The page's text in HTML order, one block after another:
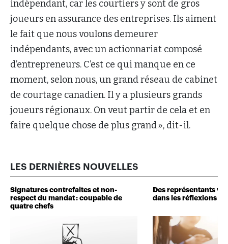
indépendant, car les courtiers y sont de gros
joueurs en assurance des entreprises. Ils aiment
le fait que nous voulons demeurer
indépendants, avec un actionnariat composé
d’entrepreneurs. C’est ce qui manque en ce
moment, selon nous, un grand réseau de cabinet
de courtage canadien. Il y a plusieurs grands
joueurs régionaux. On veut partir de cela et en
faire quelque chose de plus grand », dit-il.
LES DERNIÈRES NOUVELLES
Signatures contrefaites et non-
respect du mandat : coupable de
quatre chefs
Des représentants
dans les réflexions de